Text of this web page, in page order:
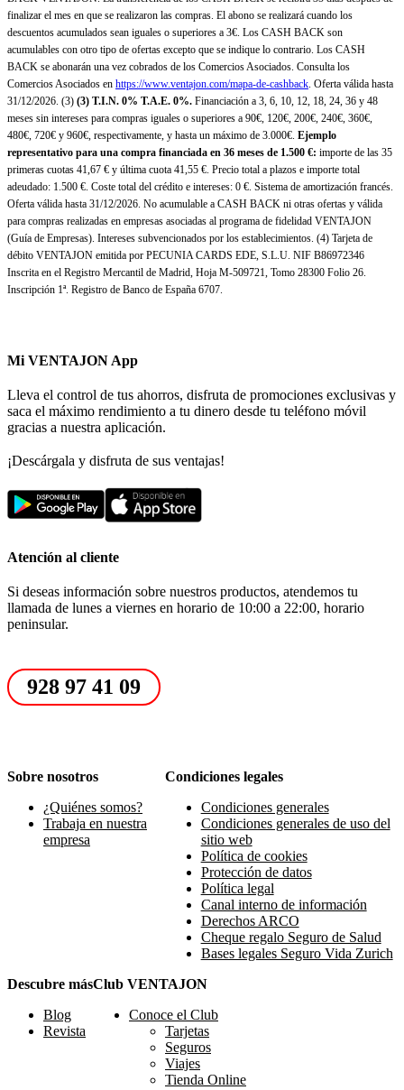
finalizar el mes en que se realizaron las compras. El abono se realizará cuando los
descuentos acumulados sean iguales o superiores a 3€. Los CASH BACK son
acumulables con otro tipo de ofertas excepto que se indique lo contrario. Los CASH
BACK se abonarán una vez cobrados de los Comercios Asociados. Consulta los
Comercios Asociados en https://www.ventajon.com/mapa-de-cashback. Oferta válida hasta
31/12/2026. (3) (3) T.I.N. 0% T.A.E. 0%. Financiación a 3, 6, 10, 12, 18, 24, 36 y 48
meses sin intereses para compras iguales o superiores a 90€, 120€, 200€, 240€, 360€,
480€, 720€ y 960€, respectivamente, y hasta un máximo de 3.000€. Ejemplo
representativo para una compra financiada en 36 meses de 1.500 €: importe de las 35
primeras cuotas 41,67 € y última cuota 41,55 €. Precio total a plazos e importe total
adeudado: 1.500 €. Coste total del crédito e intereses: 0 €. Sistema de amortización francés.
Oferta válida hasta 31/12/2026. No acumulable a CASH BACK ni otras ofertas y válida
para compras realizadas en empresas asociadas al programa de fidelidad VENTAJON
(Guía de Empresas). Intereses subvencionados por los establecimientos. (4) Tarjeta de
débito VENTAJON emitida por PECUNIA CARDS EDE, S.L.U. NIF B86972346
Inscrita en el Registro Mercantil de Madrid, Hoja M-509721, Tomo 28300 Folio 26.
Inscripción 1ª. Registro de Banco de España 6707.
Mi VENTAJON App
Lleva el control de tus ahorros, disfruta de promociones exclusivas y
saca el máximo rendimiento a tu dinero desde tu teléfono móvil
gracias a nuestra aplicación.
¡Descárgala y disfruta de sus ventajas!
Atención al cliente
Si deseas información sobre nuestros productos, atendemos tu
llamada de lunes a viernes en horario de 10:00 a 22:00, horario
peninsular.
928 97 41 09
Sobre nosotros
¿Quiénes somos?
Trabaja en nuestra
empresa
Condiciones legales
Condiciones generales
Condiciones generales de uso del
sitio web
Política de cookies
Protección de datos
Política legal
Canal interno de información
Derechos ARCO
Cheque regalo Seguro de Salud
Bases legales Seguro Vida Zurich
Descubre más
Blog
Revista
Club VENTAJON
Conoce el Club
Tarjetas
Seguros
Viajes
Tienda Online